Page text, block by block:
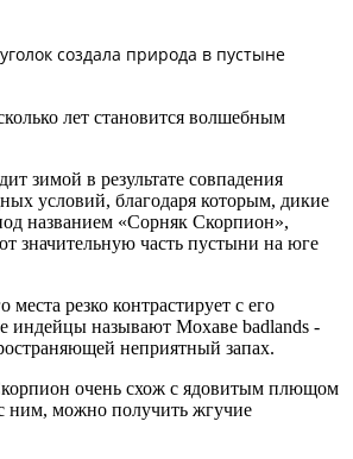
создала природа в пустыне
лет становится волшебным
зимой в результате совпадения
условий, благодаря которым, дикие
названием «Сорняк Скорпион»,
значительную часть пустыни на юге
места резко контрастирует с его
индейцы называют Мохаве badlands -
неприятный запах.
очень схож с ядовитым плющом
ним, можно получить жгучие